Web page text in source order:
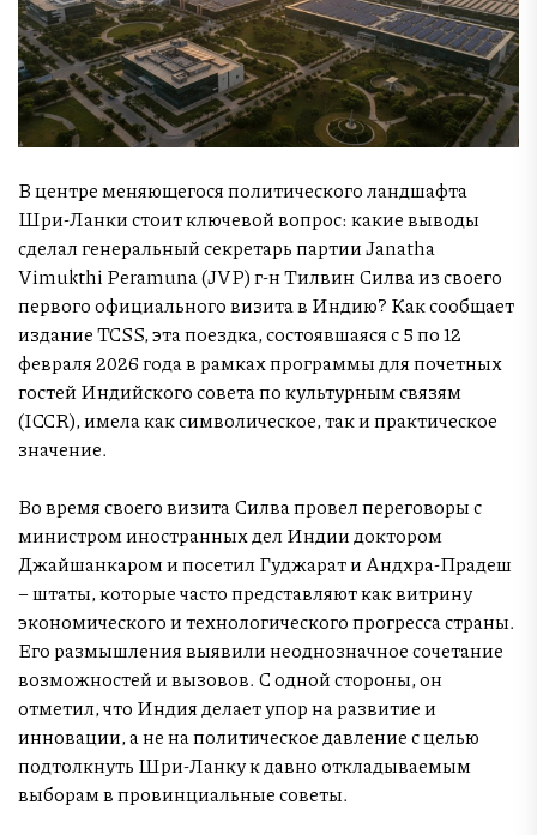
В центре меняющегося политического ландшафта
Шри-Ланки стоит ключевой вопрос: какие выводы
сделал генеральный секретарь партии Janatha
Vimukthi Peramuna (JVP) г-н Тилвин Силва из своего
первого официального визита в Индию? Как сообщает
издание TCSS, эта поездка, состоявшаяся с 5 по 12
февраля 2026 года в рамках программы для почетных
гостей Индийского совета по культурным связям
(ICCR), имела как символическое, так и практическое
значение.
Во время своего визита Силва провел переговоры с
министром иностранных дел Индии доктором
Джайшанкаром и посетил Гуджарат и Андхра-Прадеш
– штаты, которые часто представляют как витрину
экономического и технологического прогресса страны.
Его размышления выявили неоднозначное сочетание
возможностей и вызовов. С одной стороны, он
отметил, что Индия делает упор на развитие и
инновации, а не на политическое давление с целью
подтолкнуть Шри-Ланку к давно откладываемым
выборам в провинциальные советы.